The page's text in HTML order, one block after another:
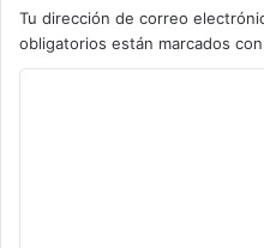
Tu dirección de correo
obligatorios están marcados con